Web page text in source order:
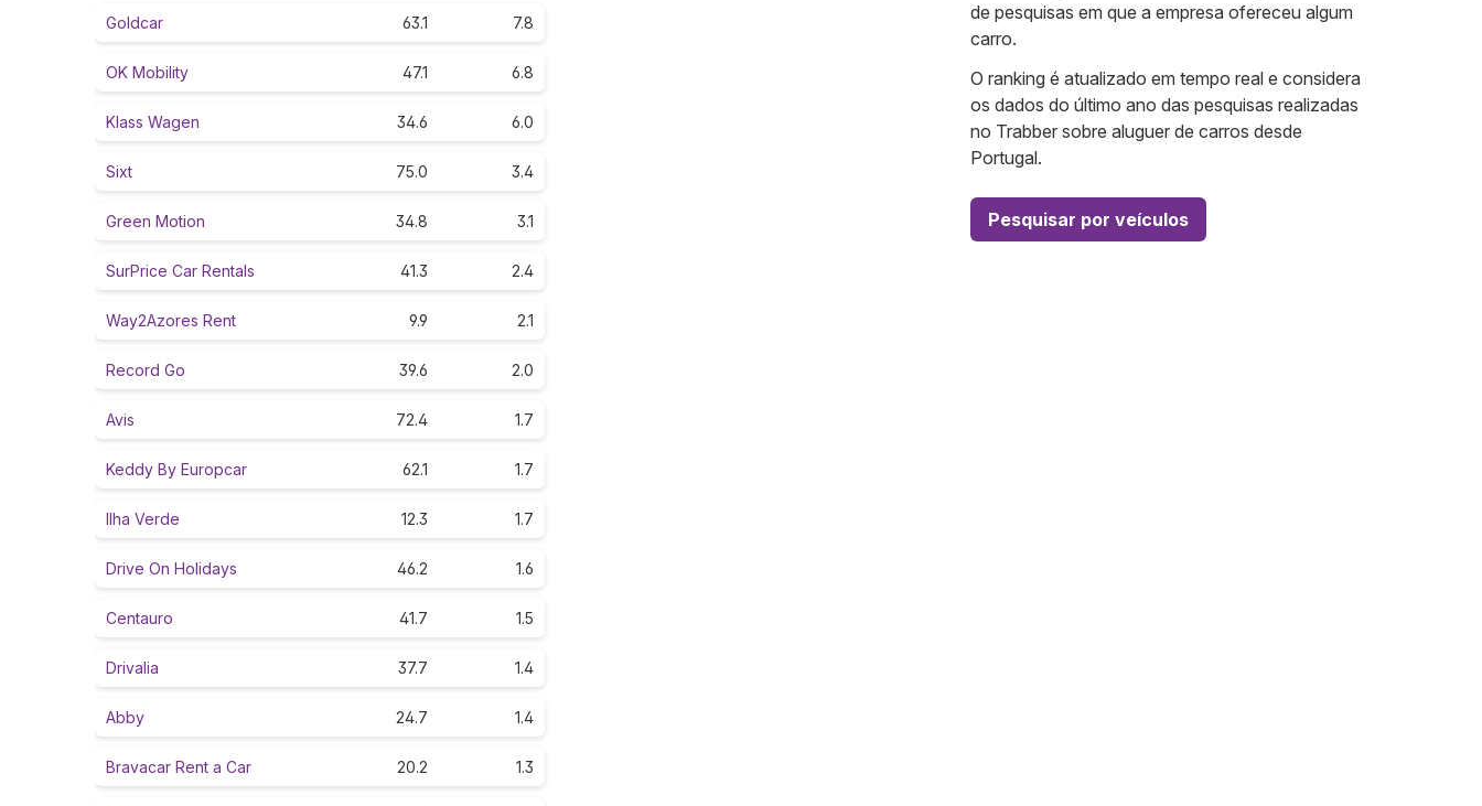
Goldcar 63.1 7.8
OK Mobility 47.1 6.8
Klass Wagen 34.6 6.0
Sixt 75.0 3.4
Green Motion 34.8 3.1
SurPrice Car Rentals 41.3 2.4
Way2Azores Rent 9.9 2.1
Record Go 39.6 2.0
Avis 72.4 1.7
Keddy By Europcar 62.1 1.7
Ilha Verde 12.3 1.7
Drive On Holidays 46.2 1.6
Centauro 41.7 1.5
Drivalia 37.7 1.4
Abby 24.7 1.4
Bravacar Rent a Car 20.2 1.3
de pesquisas em que a empresa ofereceu algum
carro.
O ranking é atualizado em tempo real e considera
os dados do último ano das pesquisas realizadas
no Trabber sobre aluguer de carros desde
Portugal.
Pesquisar por veículos